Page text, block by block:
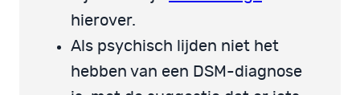
hierover.
Als psychisch lijden niet het
hebben van een DSM-diagnose